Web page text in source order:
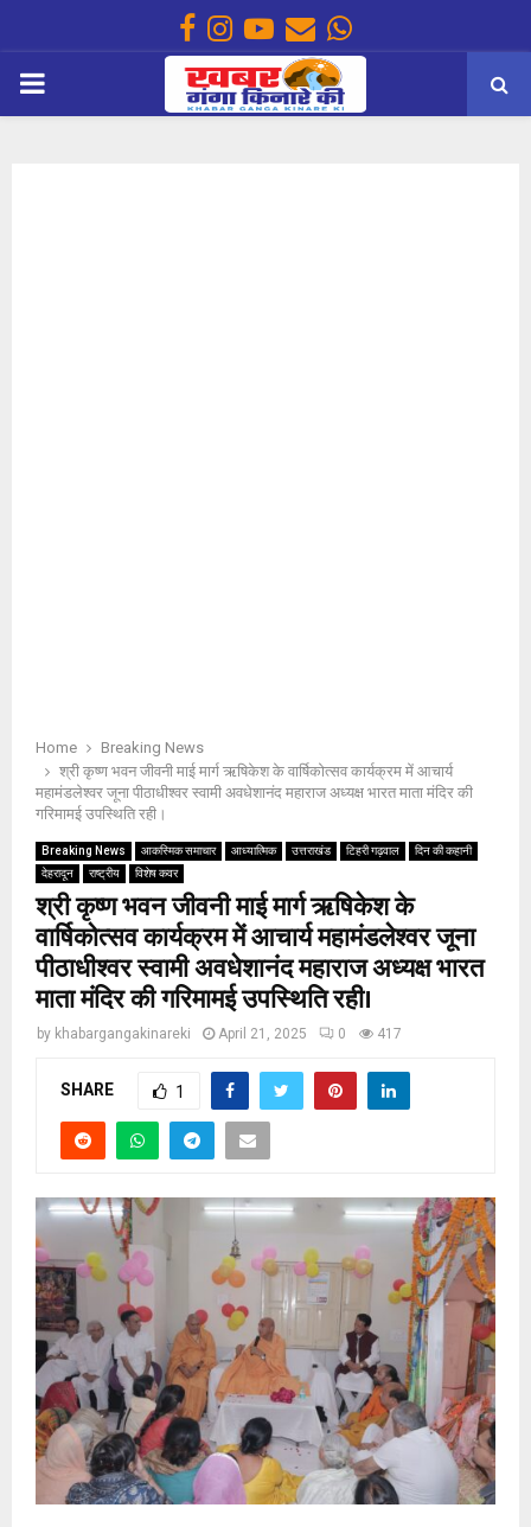
Facebook
Instagram
Youtube
EmailWhatsapp
PRIMARY
Home
Breaking News
श्री कृष्ण भवन जीवनी माई मार्ग ऋषिकेश के वार्षिकोत्सव कार्यक्रम में आचार्य
महामंडलेश्वर जूना पीठाधीश्वर स्वामी अवधेशानंद महाराज अध्यक्ष भारत माता मंदिर की
गरिमामई उपस्थिति रही।
Breaking News आकस्मिक समाचार आध्यात्मिक उत्तराखंड टिहरी गढ़वाल
दिन की कहानी
देहरादून
राष्ट्रीय विशेष कवर
श्री कृष्ण भवन जीवनी माई मार्ग ऋषिकेश के
वार्षिकोत्सव कार्यक्रम में आचार्य महामंडलेश्वर जूना
पीठाधीश्वर स्वामी अवधेशानंद महाराज अध्यक्ष भारत
माता मंदिर की गरिमामई उपस्थिति रही।
by khabargangakinareki April 21, 2025 0 417
SHARE 1